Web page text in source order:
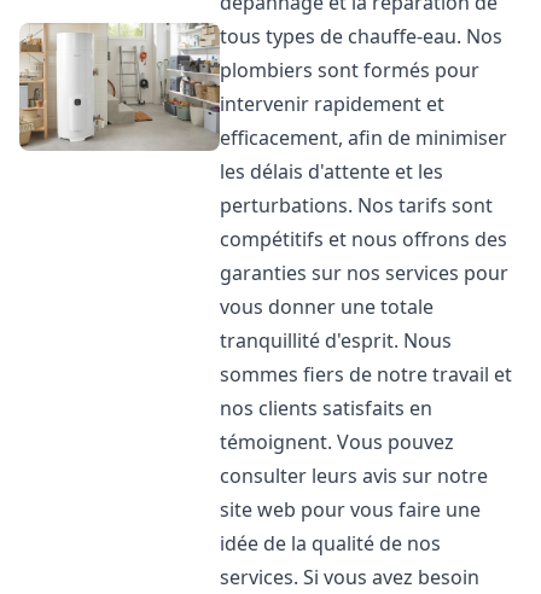
tous types de chauffe-eau. Nos
plombiers sont formés pour
intervenir rapidement et
efficacement, afin de minimiser
les délais d'attente et les
perturbations. Nos tarifs sont
compétitifs et nous offrons des
garanties sur nos services pour
vous donner une totale
tranquillité d'esprit. Nous
sommes fiers de notre travail et
nos clients satisfaits en
témoignent. Vous pouvez
consulter leurs avis sur notre
site web pour vous faire une
idée de la qualité de nos
services. Si vous avez besoin